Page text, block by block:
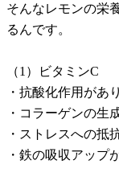
そんなレモンの栄
るんです。
（1）ビタミンC
・抗酸化作用があ
・コラーゲンの生
・ストレスへの抵
・鉄の吸収アップ